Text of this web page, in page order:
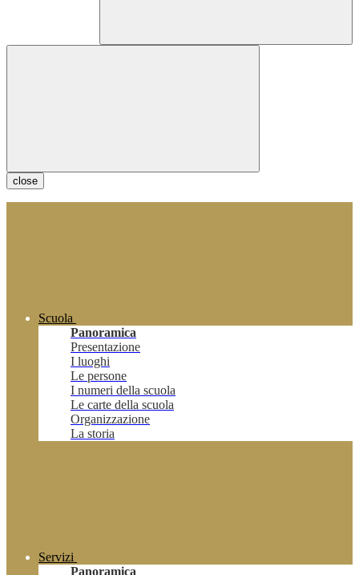
close
Scuola
Panoramica
Presentazione
I luoghi
Le persone
I numeri della scuola
Le carte della scuola
Organizzazione
La storia
Servizi
Panoramica